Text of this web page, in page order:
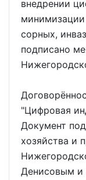
внедрении
сорных,
подписано
"Цифровая
Документ
хозяйства и
Денисовым и